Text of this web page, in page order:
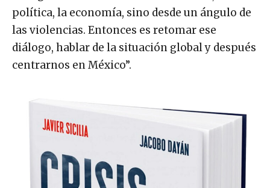
política, la economía, sino desde un ángulo de
las violencias. Entonces es retomar ese
diálogo, hablar de la situación global y después
centrarnos en México”.